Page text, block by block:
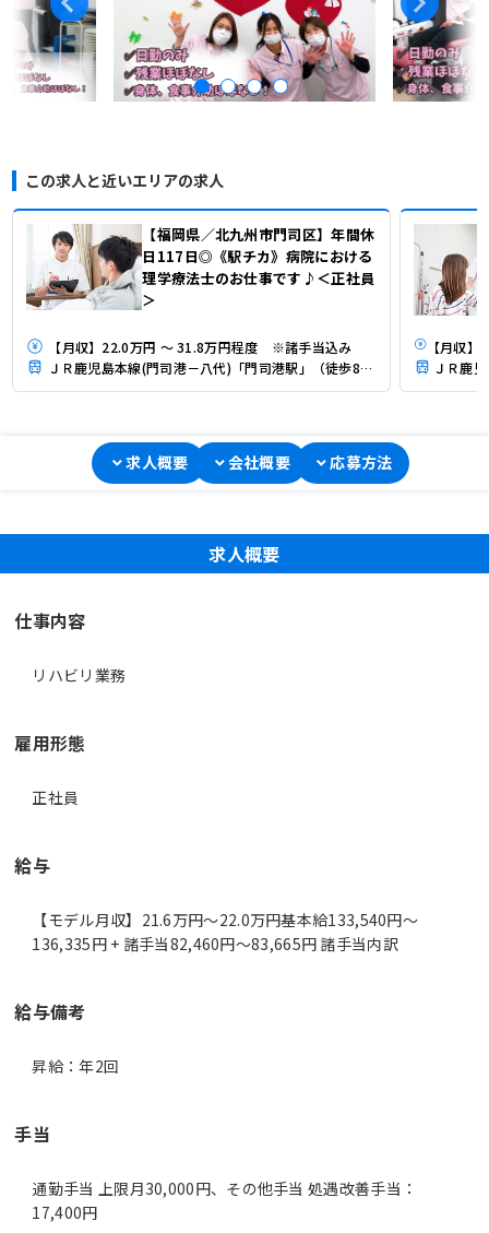
この求人と近いエリアの求人
【福岡県／北九州市門司区】年間休
日117日◎《駅チカ》病院における
理学療法士のお仕事です♪＜正社員
＞
【月収】22.0万円 ～ 31.8万円程度 ※諸手当込み
ＪＲ鹿児島本線(門司港－八代)「門司港駅」（徒歩8分）
求人概要 会社概要 応募方法
求人概要
仕事内容
リハビリ業務
雇用形態
正社員
給与
【モデル月収】21.6万円〜22.0万円基本給133,540円～
136,335円 + 諸手当82,460円～83,665円 諸手当内訳
給与備考
昇給：年2回
手当
通勤手当 上限月30,000円、その他手当 処遇改善手当：
17,400円